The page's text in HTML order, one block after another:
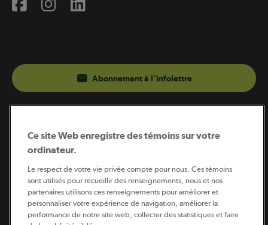
Abonnement à l’infolettre
Il est l’outil d’information de la coopération agricole
québécoise.
Footer
Politique de vie privée
Ce site Web enregistre des témoins sur votre
ordinateur.
Le respect de votre vie privée compte pour nous. Ces témoins
sont utilisés pour recueillir des renseignements, nous et nos
partenaires utilisons ces renseignements pour améliorer et
personnaliser votre expérience de navigation, améliorer la
performance de notre site web, collecter des statistiques et faire